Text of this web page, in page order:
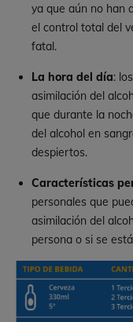
ya que aún no han
el control total del
fatal.
La hora del día:
asimilación del
que durante la
del alcohol en
despiertos.
Características
personales que
asimilación del
persona o si se